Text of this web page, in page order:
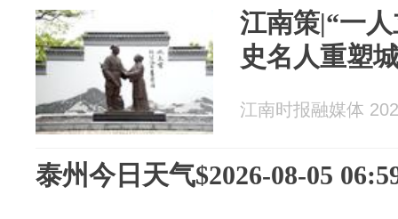
江南策|“一
史名人重塑
江南时报融媒体
泰州今日天气$2026-08-05